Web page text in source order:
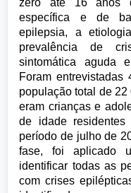
zero até 16 anos
específica e de
epilepsia, a
prevalência de
sintomática aguda
Foram entrevistadas
população total de
eram crianças e
de idade
período de julho de
fase, foi aplicado
identificar todas as
com crises